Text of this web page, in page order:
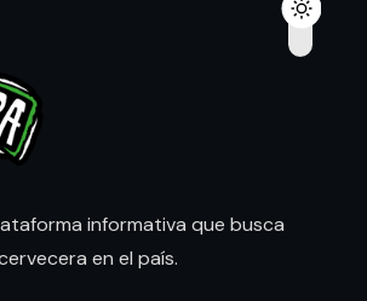
informativa que busca
en el país.